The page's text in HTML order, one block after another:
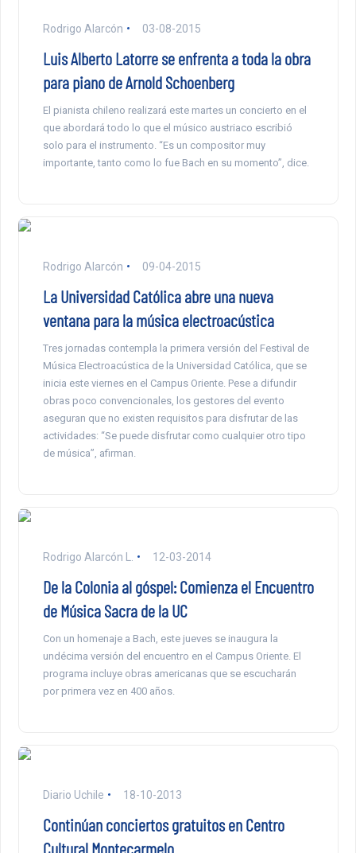
Rodrigo Alarcón 03-08-2015
Luis Alberto Latorre se enfrenta a toda la obra
para piano de Arnold Schoenberg
El pianista chileno realizará este martes un concierto en el
que abordará todo lo que el músico austriaco escribió
solo para el instrumento. “Es un compositor muy
importante, tanto como lo fue Bach en su momento”, dice.
Rodrigo Alarcón 09-04-2015
La Universidad Católica abre una nueva
ventana para la música electroacústica
Tres jornadas contempla la primera versión del Festival de
Música Electroacústica de la Universidad Católica, que se
inicia este viernes en el Campus Oriente. Pese a difundir
obras poco convencionales, los gestores del evento
aseguran que no existen requisitos para disfrutar de las
actividades: “Se puede disfrutar como cualquier otro tipo
de música”, afirman.
Rodrigo Alarcón L. 12-03-2014
De la Colonia al góspel: Comienza el Encuentro
de Música Sacra de la UC
Con un homenaje a Bach, este jueves se inaugura la
undécima versión del encuentro en el Campus Oriente. El
programa incluye obras americanas que se escucharán
por primera vez en 400 años.
Diario Uchile 18-10-2013
Continúan conciertos gratuitos en Centro
Cultural Montecarmelo